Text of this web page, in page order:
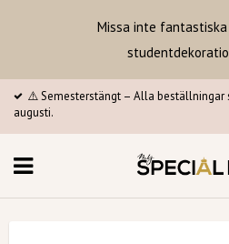
Missa inte
⚠️ Semesterstängt – Alla beställningar
augusti.